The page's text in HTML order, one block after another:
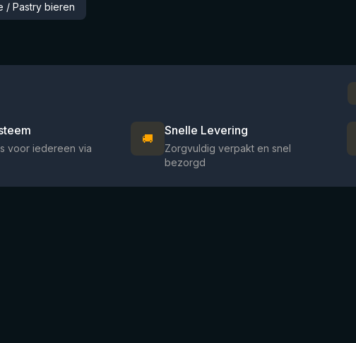
/ Pastry bieren
voor iedereen via
🚚
Snelle Levering
Zorgvuldig verpakt en snel
bezorgd